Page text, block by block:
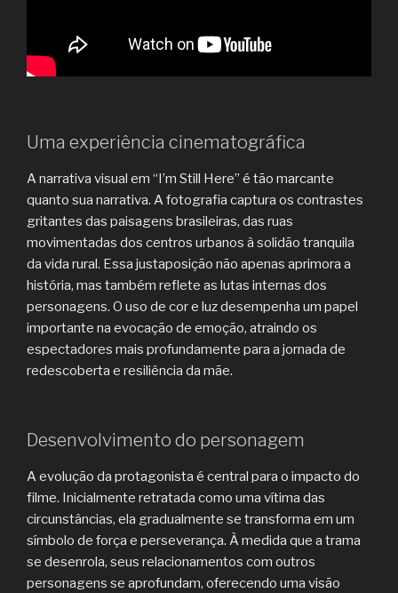
Uma experiência cinematográfica
A narrativa visual em “I’m Still Here” é tão marcante
quanto sua narrativa. A fotografia captura os contrastes
gritantes das paisagens brasileiras, das ruas
movimentadas dos centros urbanos à solidão tranquila
da vida rural. Essa justaposição não apenas aprimora a
história, mas também reflete as lutas internas dos
personagens. O uso de cor e luz desempenha um papel
importante na evocação de emoção, atraindo os
espectadores mais profundamente para a jornada de
redescoberta e resiliência da mãe.
Desenvolvimento do personagem
A evolução da protagonista é central para o impacto do
filme. Inicialmente retratada como uma vítima das
circunstâncias, ela gradualmente se transforma em um
símbolo de força e perseverança. À medida que a trama
se desenrola, seus relacionamentos com outros
personagens se aprofundam, oferecendo uma visão